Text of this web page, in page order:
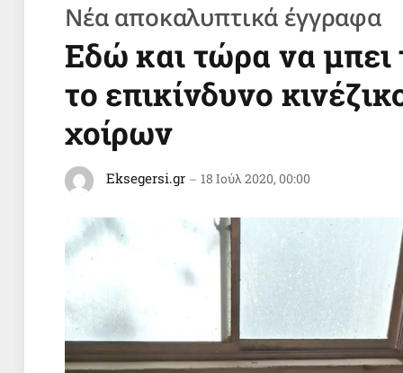
Νέα αποκαλυπτικά έγγραφα
Εδώ και τώρα να μπει
το επικίνδυνο
χοίρων
Eksegersi.gr 18 Ιούλ 2020, 00:00